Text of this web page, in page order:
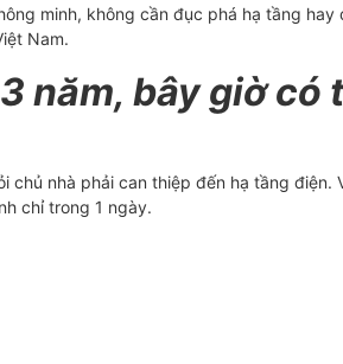
minh, không cần đục phá hạ tầng hay
Nam.
năm, bây giờ có
nhà phải can thiệp đến hạ tầng điện.
chỉ trong 1 ngày.